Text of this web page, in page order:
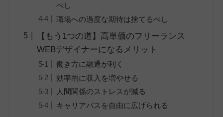
べし
職場への過度な期待は捨てるべし
【もう1つの道】高単価のフリーランス
WEBデザイナーになるメリット
働き方に融通が利く
効率的に収入を増やせる
人間関係のストレスが減る
キャリアパスを自由に広げられる